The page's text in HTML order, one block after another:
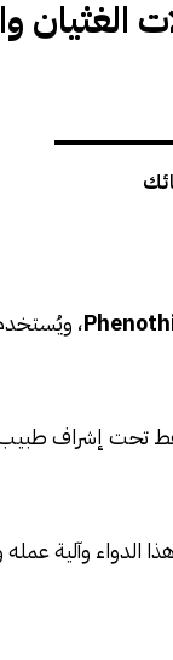
الغثيان
،
إشراف طبيب
الدواء وآلية